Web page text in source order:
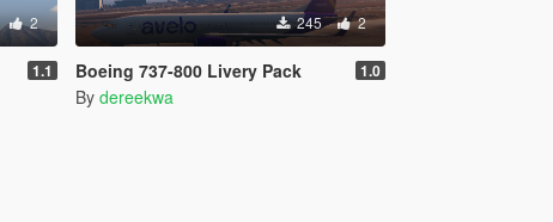
2
1.1
245 2
Boeing 737-800 Livery Pack 1.0
By dereekwa